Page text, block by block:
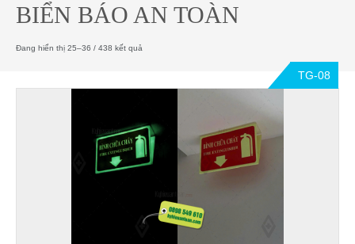
BIỂN BÁO AN TOÀN
Đang hiển thị 25–36 / 438 kết quả
TG-08